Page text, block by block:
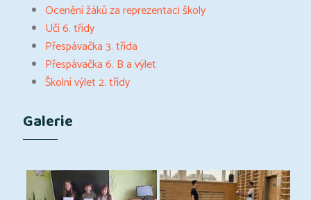
Ocenění žáků za reprezentaci školy
Učí 6. třídy
Přespávačka 3. třída
Přespávačka 6. B a výlet
Školní výlet 2. třídy
Galerie